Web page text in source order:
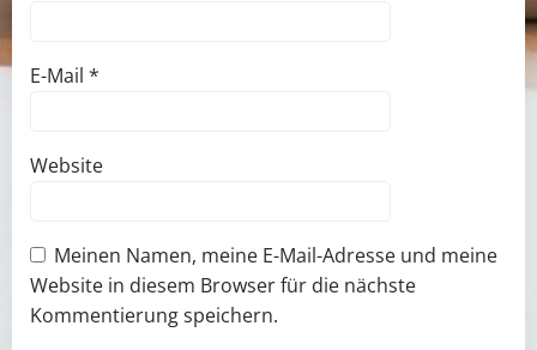
E-Mail *
Website
Meinen Namen, meine E-Mail-Adresse und meine
Website in diesem Browser für die nächste
Kommentierung speichern.